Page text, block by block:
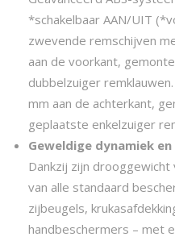
*schakelbaar AAN/UIT
zwevende remschijven
aan de voorkant,
dubbelzuiger
mm aan de achterkant,
geplaatste enkelzuiger
Geweldige dynamiek
Dankzij zijn
van alle standaard
zijbeugels,
handbeschermers – met